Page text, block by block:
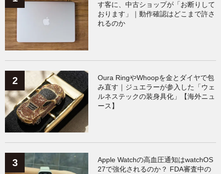
ワークアウト （131）
AppleWatchアクセサリー
Xiaomi（119）
す客に、中古ショップが「お断りして
おります」｜動作確認はどこまで許さ
れるのか
Oura RingやWhoopを金とダイヤで包
み直す｜ジュエラーが参入した「ウェ
ルネステックの装身具化」【海外ニュ
ース】
Apple Watchの高血圧通知はwatchOS
27で強化されるのか？ FDA審査中の